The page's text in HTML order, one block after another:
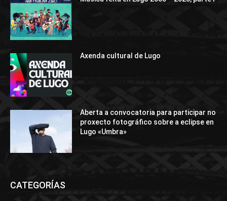
Axenda cultural de Lugo
Aberta a convocatoria para participar no
proxecto fotográfico sobre a eclipse en
Lugo «Umbra»
CATEGORÍAS